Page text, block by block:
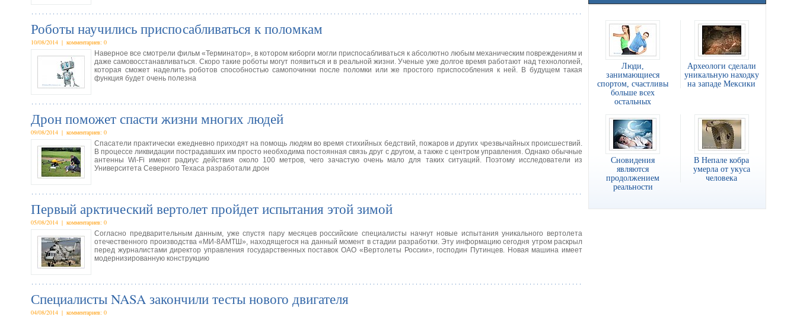
Роботы научились приспосабливаться к поломкам
10/08/2014 | комментариев: 0
Наверное все смотрели фильм «Терминатор», в котором киборги могли приспосабливаться к абсолютно любым механическим повреждениям и
даже самовосстанавливаться. Скоро такие роботы могут появиться и в реальной жизни. Ученые уже долгое время работают над технологией,
которая сможет наделить роботов способностью самопочинки после поломки или же простого приспособления к ней. В будущем такая
функция будет очень полезна
Дрон поможет спасти жизни многих людей
09/08/2014 | комментариев: 0
Спасатели практически ежедневно приходят на помощь людям во время стихийных бедствий, пожаров и других чрезвычайных происшествий.
В процессе ликвидации пострадавших им просто необходима постоянная связь друг с другом, а также с центром управления. Однако обычные
антенны Wi-Fi имеют радиус действия около 100 метров, чего зачастую очень мало для таких ситуаций. Поэтому исследователи из
Университета Северного Техаса разработали дрон
Первый арктический вертолет пройдет испытания этой зимой
05/08/2014 | комментариев: 0
Согласно предварительным данным, уже спустя пару месяцев российские специалисты начнут новые испытания уникального вертолета
отечественного производства «МИ-8АМТШ», находящегося на данный момент в стадии разработки. Эту информацию сегодня утром раскрыл
перед журналистами директор управления государственных поставок ОАО «Вертолеты России», господин Путинцев. Новая машина имеет
модернизированную конструкцию
Специалисты NASA закончили тесты нового двигателя
04/08/2014 | комментариев: 0
Люди,
занимающиеся
спортом, счастливы
больше всех
остальных
Археологи сделали
уникальную находку
на западе Мексики
Сновидения
являются
продолжением
реальности
В Непале кобра
умерла от укуса
человека